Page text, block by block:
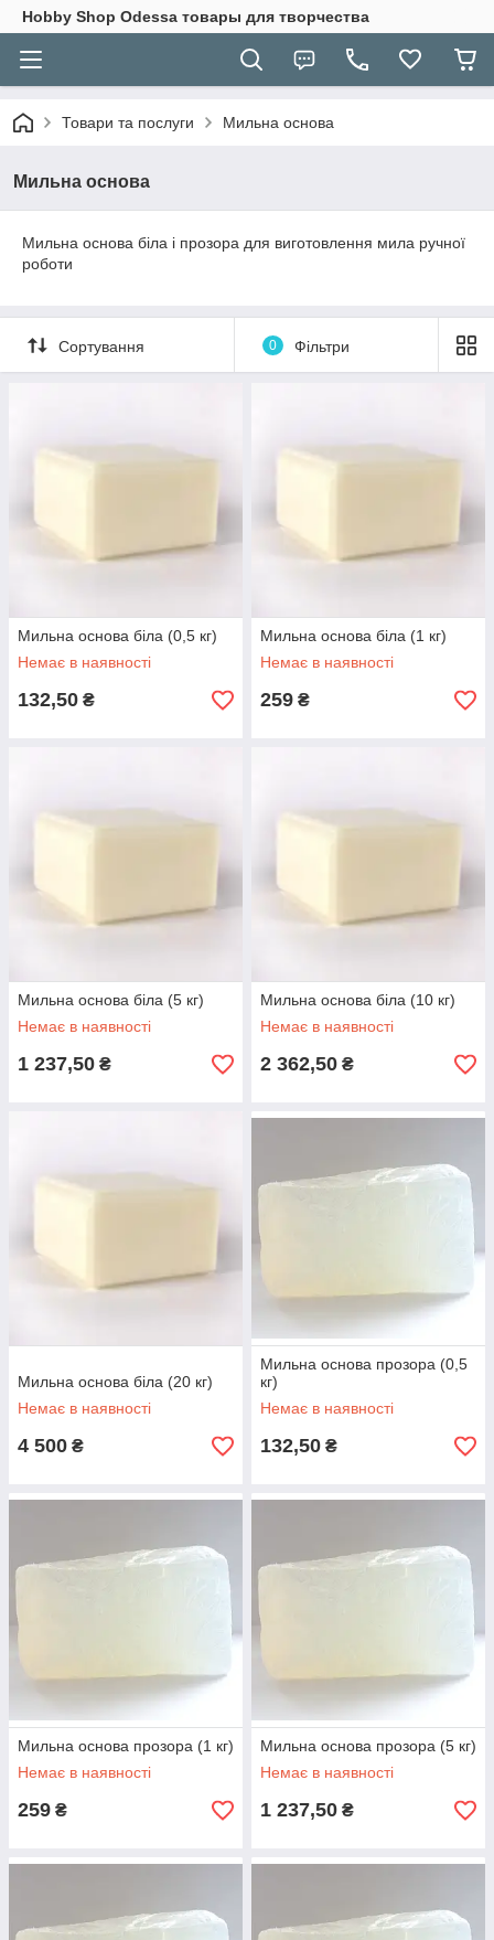
Hobbу Shop Odessa товары для творчества
Товари та послуги Мильна основа
Мильна основа
Мильна основа біла і прозора для виготовлення мила ручної
роботи
Сортування 0 Фільтри
Мильна основа біла (0,5 кг)
Немає в наявності
132,50 ₴
Мильна основа біла (1 кг)
Немає в наявності
259 ₴
Мильна основа біла (5 кг)
Немає в наявності
1 237,50 ₴
Мильна основа біла (10 кг)
Немає в наявності
2 362,50 ₴
Мильна основа біла (20 кг)
Немає в наявності
4 500 ₴
Мильна основа прозора (0,5
кг)
Немає в наявності
132,50 ₴
Мильна основа прозора (1 кг)
Немає в наявності
259 ₴
Мильна основа прозора (5 кг)
Немає в наявності
1 237,50 ₴